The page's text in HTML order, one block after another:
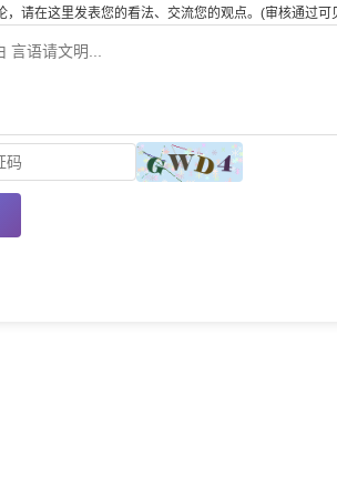
请在这里发表您的看法、交流您的观点。(审核通过可